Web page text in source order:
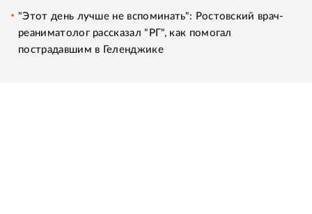
"Этот день лучше не вспоминать": Ростовский врач-
реаниматолог рассказал "РГ", как помогал
пострадавшим в Геленджике